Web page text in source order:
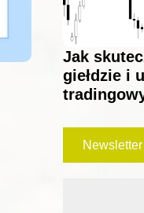
Jak
giełdzie i
Newsletter